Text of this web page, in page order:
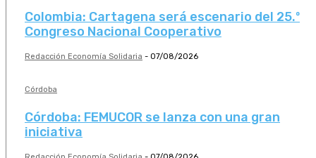
Colombia: Cartagena será escenario del 25.º
Congreso Nacional Cooperativo
Redacción Economía Solidaria - 07/08/2026
Córdoba
Córdoba: FEMUCOR se lanza con una gran
iniciativa